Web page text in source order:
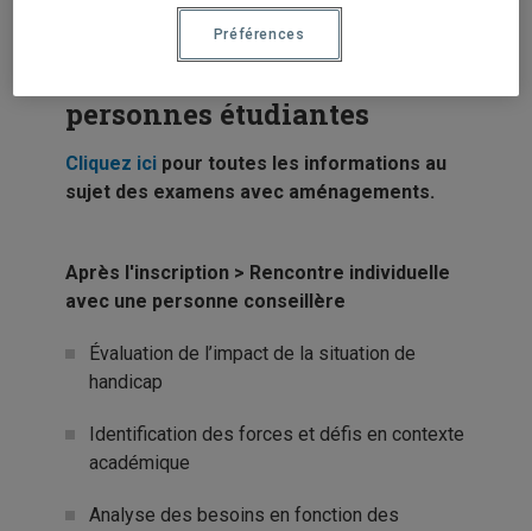
personnes étudiantes
Cliquez ici pour toutes les informations au
sujet des examens avec aménagements.
Après l'inscription > Rencontre individuelle
avec une personne conseillère
Évaluation de l’impact de la situation de
handicap
Identification des forces et défis en contexte
académique
Analyse des besoins en fonction des
Préférences